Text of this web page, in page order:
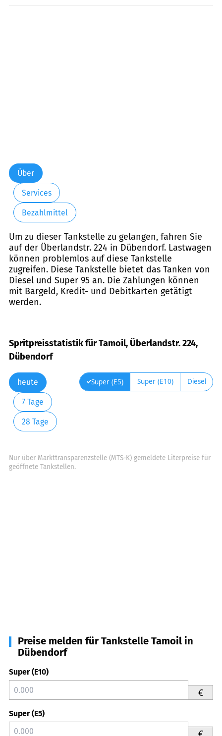
Über
Services
Bezahlmittel
Um zu dieser Tankstelle zu gelangen, fahren Sie
auf der Überlandstr. 224 in Dübendorf. Lastwagen
können problemlos auf diese Tankstelle
zugreifen. Diese Tankstelle bietet das Tanken von
Diesel und Super 95 an. Die Zahlungen können
mit Bargeld, Kredit- und Debitkarten getätigt
werden.
Spritpreisstatistik für Tamoil, Überlandstr. 224,
Dübendorf
heute
7 Tage
28 Tage
Super (E5) Super (E10) Diesel
Nur über Markttransparenzstelle (MTS-K) gemeldete Literpreise für
geöffnete Tankstellen.
Preise melden für Tankstelle Tamoil in
Dübendorf
Super (E10)
€
Super (E5)